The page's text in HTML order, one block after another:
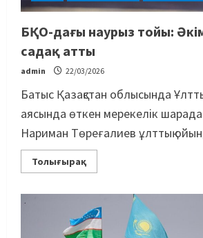
БҚО-дағы наурыз тойы:
садақ атты
admin 22/03/2026
Батыс Қазақстан облысында
аясында өткен мерекелік шарада
Нариман Төреғалиев ұлттық
Толығырақ